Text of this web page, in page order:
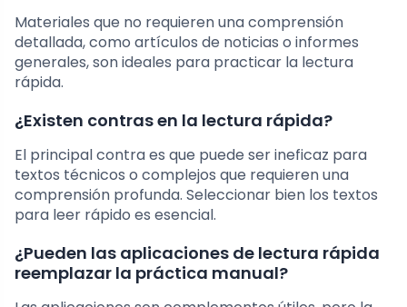
Materiales que no requieren una comprensión
detallada, como artículos de noticias o informes
generales, son ideales para practicar la lectura
rápida.
¿Existen contras en la lectura rápida?
El principal contra es que puede ser ineficaz para
textos técnicos o complejos que requieren una
comprensión profunda. Seleccionar bien los textos
para leer rápido es esencial.
¿Pueden las aplicaciones de lectura rápida
reemplazar la práctica manual?